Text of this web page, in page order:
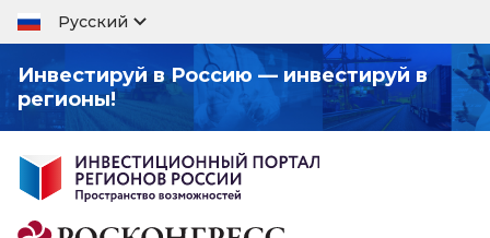
Русский
Инвестируй в Россию — инвестируй в
регионы!